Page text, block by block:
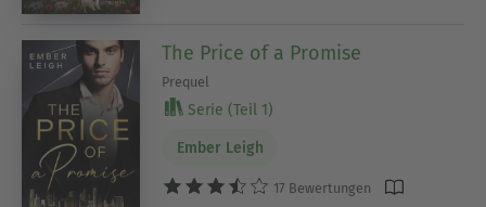
The Price of a Promise
Prequel
Serie (Teil 1)
Ember Leigh
17 Bewertungen